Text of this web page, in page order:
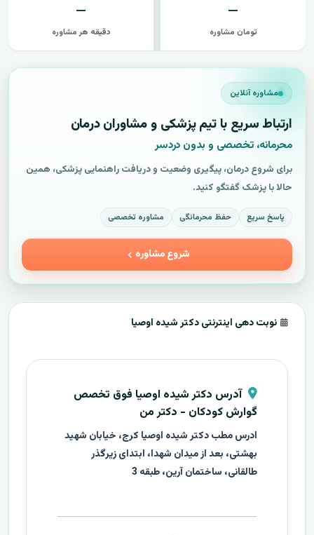
—
تومان مشاوره
—
دقیقه هر مشاوره
مشاوره آنلاین
ارتباط سریع با تیم پزشکی و مشاوران درمان
محرمانه، تخصصی و بدون دردسر
برای شروع درمان، پیگیری وضعیت و دریافت راهنمایی پزشکی، همین
حالا با پزشک گفتگو کنید.
پاسخ سریع حفظ محرمانگی مشاوره تخصصی
شروع مشاوره
نوبت دهی اینترنتی دکتر شیده اوصیا
آدرس دکتر شیده اوصیا فوق تخصص
گوارش کودکان - دکتر من
ادرس مطب دکتر شیده اوصیا کرج، خیابان شهید
بهشتی، بعد از میدان شهدا، ابتدای زیرگذر
طالقانی، ساختمان آرین، طبقه 3